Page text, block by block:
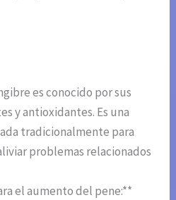
es conocido por sus
y antioxidantes. Es una
tradicionalmente para
problemas relacionados
el aumento del pene:**